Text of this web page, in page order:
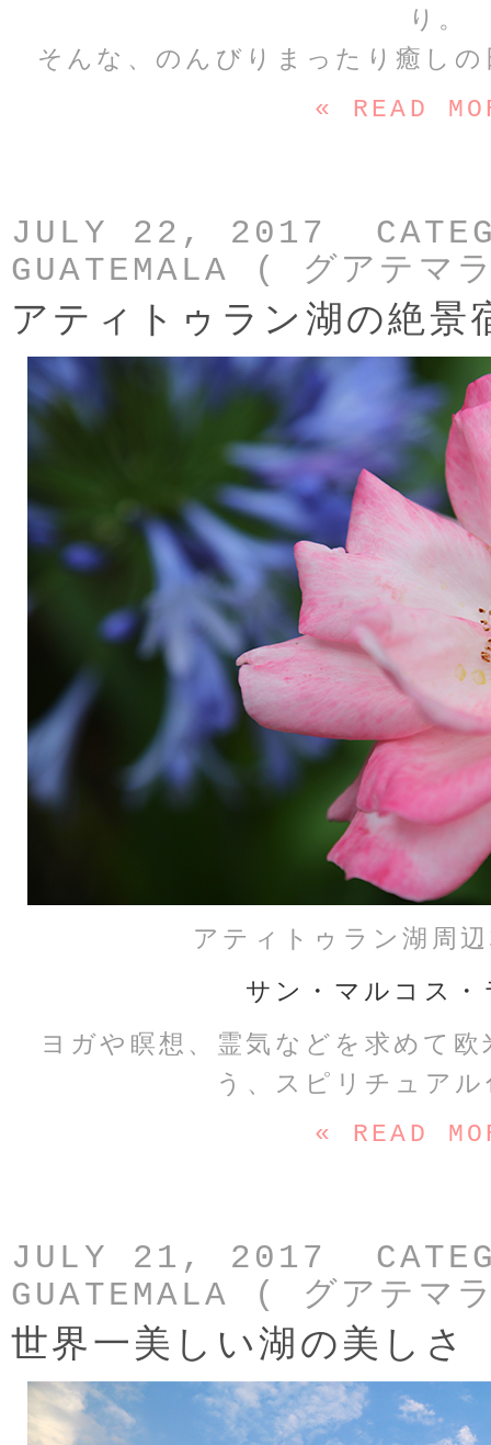
り。
そんな、のんびりまったり癒し
« READ
JULY 22, 2017
GUATEMALA ( グアテマ
アティトゥラン湖の絶景
アティトゥラン湖周
サン・マルコス
ヨガや瞑想、霊気などを求めて
う、スピリチュア
« READ
JULY 21, 2017
GUATEMALA ( グアテマ
世界一美しい湖の美しさ